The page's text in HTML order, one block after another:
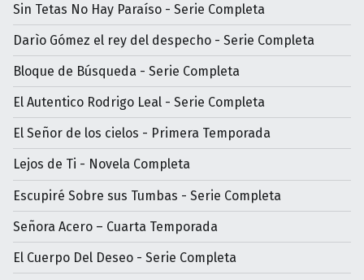
Sin Tetas No Hay Paraíso - Serie Completa
Darìo Gómez el rey del despecho - Serie Completa
Bloque de Búsqueda - Serie Completa
El Autentico Rodrigo Leal - Serie Completa
El Señor de los cielos - Primera Temporada
Lejos de Ti - Novela Completa
Escupiré Sobre sus Tumbas - Serie Completa
Señora Acero – Cuarta Temporada
El Cuerpo Del Deseo - Serie Completa